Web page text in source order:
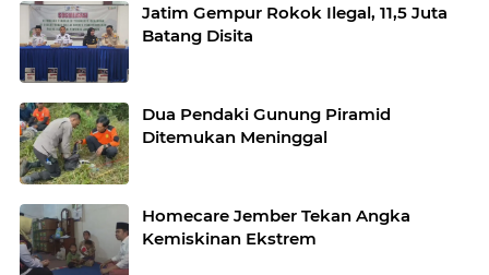
Jatim Gempur Rokok Ilegal, 11,5 Juta
Batang Disita
Dua Pendaki Gunung Piramid
Ditemukan Meninggal
Homecare Jember Tekan Angka
Kemiskinan Ekstrem